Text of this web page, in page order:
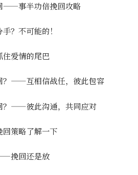
——事半功倍挽回攻略
？不可能的！
爱情的尾巴
？——互相信战任，彼此包容
？——彼此沟通，共同应对
策略了解一下
挽回还是放